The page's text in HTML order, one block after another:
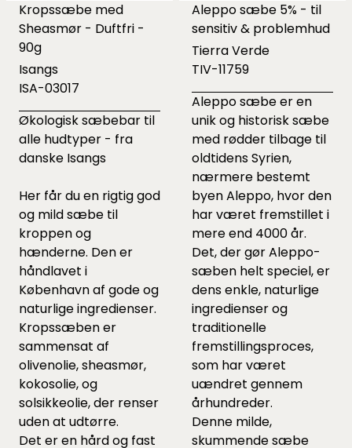
Kropssæbe med
Sheasmør - Duftfri -
90g
Isangs
ISA-03017
Økologisk sæbebar til
alle hudtyper - fra
danske Isangs
Her får du en rigtig god
og mild sæbe til
kroppen og
hænderne. Den er
håndlavet i
København af gode og
naturlige ingredienser.
Kropssæben er
sammensat af
olivenolie, sheasmør,
kokosolie, og
solsikkeolie, der renser
uden at udtørre.
Det er en hård og fast
Aleppo sæbe 5% - til
sensitiv & problemhud
Tierra Verde
TIV-11759
Aleppo sæbe er en
unik og historisk sæbe
med rødder tilbage til
oldtidens Syrien,
nærmere bestemt
byen Aleppo, hvor den
har været fremstillet i
mere end 4000 år.
Det, der gør Aleppo-
sæben helt speciel, er
dens enkle, naturlige
ingredienser og
traditionelle
fremstillingsproces,
som har været
uændret gennem
århundreder.
Denne milde,
skummende sæbe